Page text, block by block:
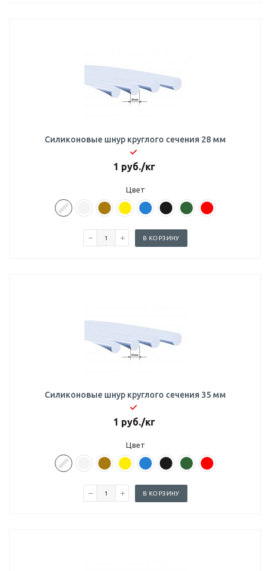
Силиконовые шнур круглого сечения 28 мм
1 руб./кг
Цвет
В КОРЗИНУ
Силиконовые шнур круглого сечения 35 мм
1 руб./кг
Цвет
В КОРЗИНУ